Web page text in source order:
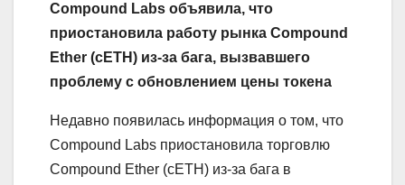
Compound Labs объявила, что
приостановила работу рынка Compound
Ether (cETH) из-за бага, вызвавшего
проблему с обновлением цены токена
Недавно появилась информация о том, что
Compound Labs приостановила торговлю
Compound Ether (cETH) из-за бага в